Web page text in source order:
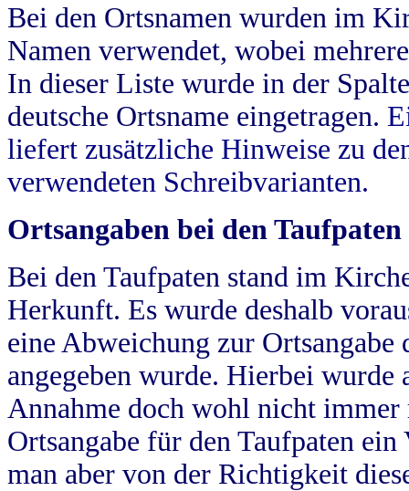
Bei den Ortsnamen wurden im
Namen verwendet, wobei
In dieser Liste wurde in der
deutsche Ortsname eingetragen.
liefert zusätzliche Hinweise zu
verwendeten Schreibvarianten.
Ortsangaben bei den Taufpaten
Bei den Taufpaten stand im
Herkunft. Es wurde deshalb
eine Abweichung zur
angegeben wurde. Hierbei wurde
Annahme doch wohl nicht
Ortsangabe für den Taufpaten
man aber von der Richtigkeit